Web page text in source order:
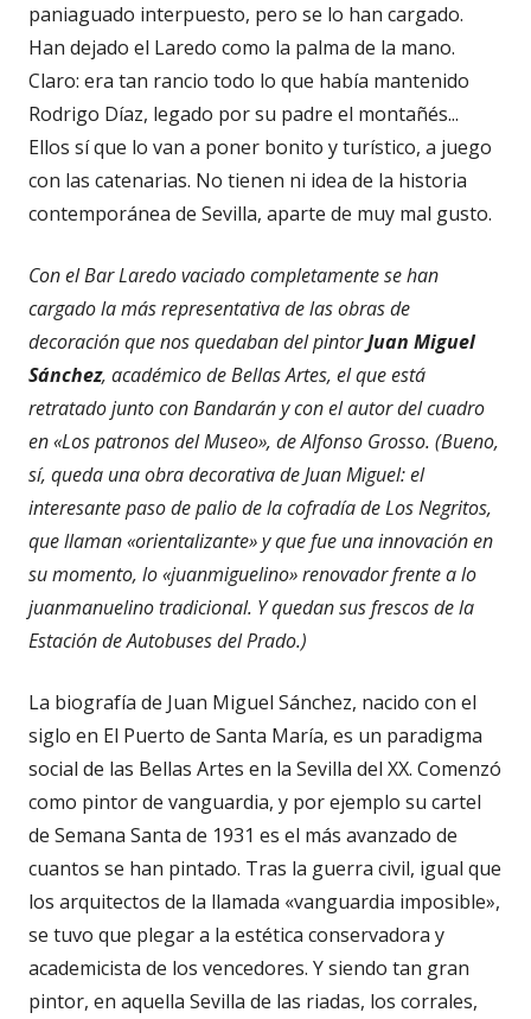
paniaguado interpuesto, pero se lo han cargado.
Han dejado el Laredo como la palma de la mano.
Claro: era tan rancio todo lo que había mantenido
Rodrigo Díaz, legado por su padre el montañés...
Ellos sí que lo van a poner bonito y turístico, a juego
con las catenarias. No tienen ni idea de la historia
contemporánea de Sevilla, aparte de muy mal gusto.
Con el Bar Laredo vaciado completamente se han
cargado la más representativa de las obras de
decoración que nos quedaban del pintorJuan Miguel
Sánchez, académico de Bellas Artes, el que está
retratado junto con Bandarán y con el autor del cuadro
en «Los patronos del Museo», de Alfonso Grosso. (Bueno,
sí, queda una obra decorativa de Juan Miguel: el
interesante paso de palio de la cofradía de Los Negritos,
que llaman «orientalizante» y que fue una innovación en
su momento, lo «juanmiguelino» renovador frente a lo
juanmanuelino tradicional. Y quedan sus frescos de la
Estación de Autobuses del Prado.)
La biografía de Juan Miguel Sánchez, nacido con el
siglo en El Puerto de Santa María, es un paradigma
social de las Bellas Artes en la Sevilla del XX. Comenzó
como pintor de vanguardia, y por ejemplo su cartel
de Semana Santa de 1931 es el más avanzado de
cuantos se han pintado. Tras la guerra civil, igual que
los arquitectos de la llamada «vanguardia imposible»,
se tuvo que plegar a la estética conservadora y
academicista de los vencedores. Y siendo tan gran
pintor, en aquella Sevilla de las riadas, los corrales,